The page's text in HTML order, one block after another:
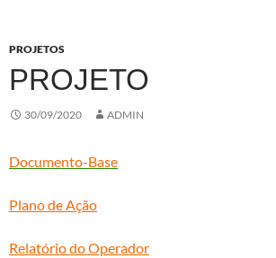
PROJETOS
PROJETO
30/09/2020 ADMIN
Documento-Base
Plano de Ação
Relatório do Operador